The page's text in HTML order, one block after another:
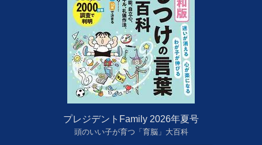
プレジデントFamily 2026年夏号
頭のいい子が育つ「育脳」大百科